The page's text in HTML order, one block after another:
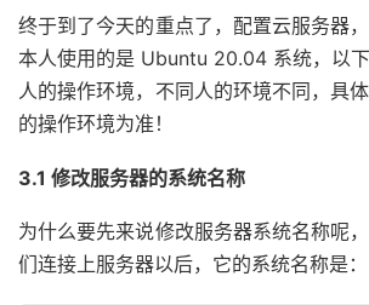
终于到了今天的重点了，配置云服务器，
本人使用的是 Ubuntu 20.04 系统，以
人的操作环境，不同人的环境不同，具
的操作环境为准！
3.1 修改服务器的系统名称
为什么要先来说修改服务器系统名称呢
们连接上服务器以后，它的系统名称是：